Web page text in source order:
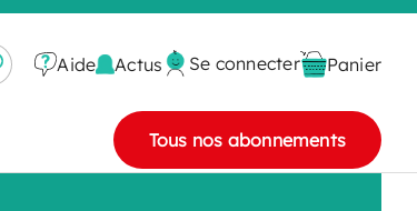
Aide Actus Se connecter Panier
Tous nos abonnements